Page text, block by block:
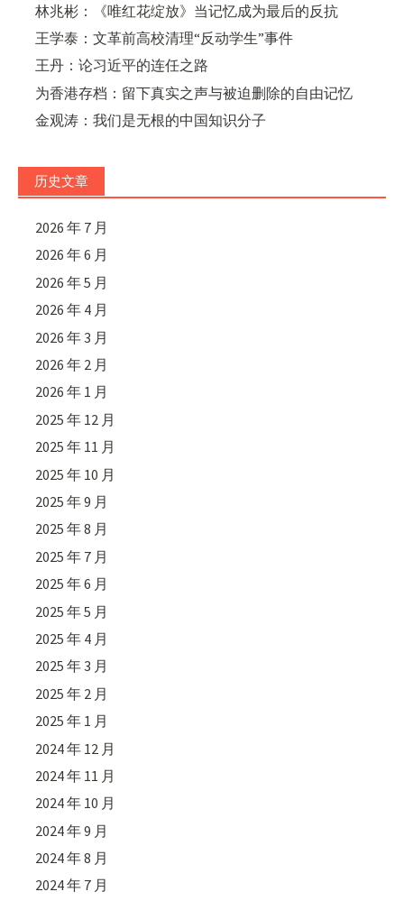
林兆彬：《唯红花绽放》当记忆成为最后的反抗
王学泰：文革前高校清理“反动学生”事件
王丹：论习近平的连任之路
为香港存档：留下真实之声与被迫删除的自由记忆
金观涛：我们是无根的中国知识分子
历史文章
2026 年 7 月
2026 年 6 月
2026 年 5 月
2026 年 4 月
2026 年 3 月
2026 年 2 月
2026 年 1 月
2025 年 12 月
2025 年 11 月
2025 年 10 月
2025 年 9 月
2025 年 8 月
2025 年 7 月
2025 年 6 月
2025 年 5 月
2025 年 4 月
2025 年 3 月
2025 年 2 月
2025 年 1 月
2024 年 12 月
2024 年 11 月
2024 年 10 月
2024 年 9 月
2024 年 8 月
2024 年 7 月